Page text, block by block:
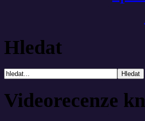
Hledat
Videorecenze